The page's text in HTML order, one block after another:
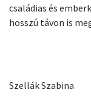
családias és
hosszú távon is
Szellák Szabina